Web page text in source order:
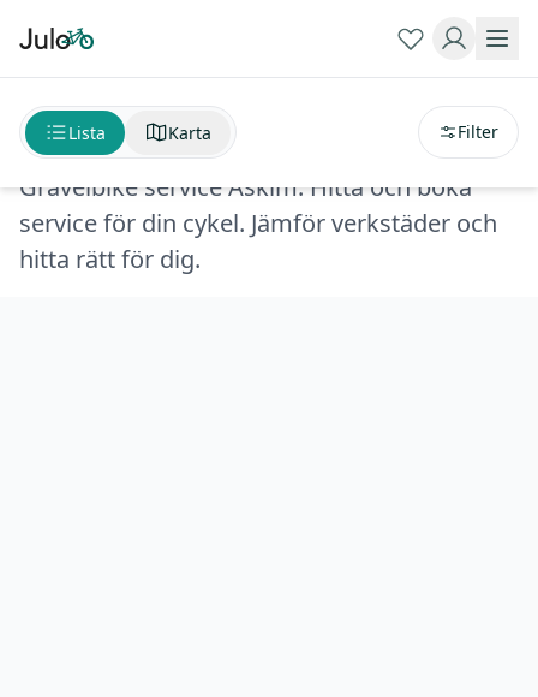
Gravelbike service Askim
Gravelbike service Askim. Hitta och boka
service för din cykel. Jämför verkstäder och
hitta rätt för dig.
Lista Karta Filter
avstånd